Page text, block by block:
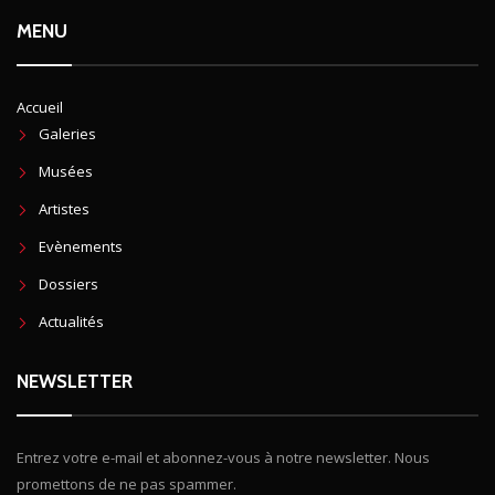
MENU
Accueil
Galeries
Musées
Artistes
Evènements
Dossiers
Actualités
NEWSLETTER
Entrez votre e-mail et abonnez-vous à notre newsletter. Nous
promettons de ne pas spammer.